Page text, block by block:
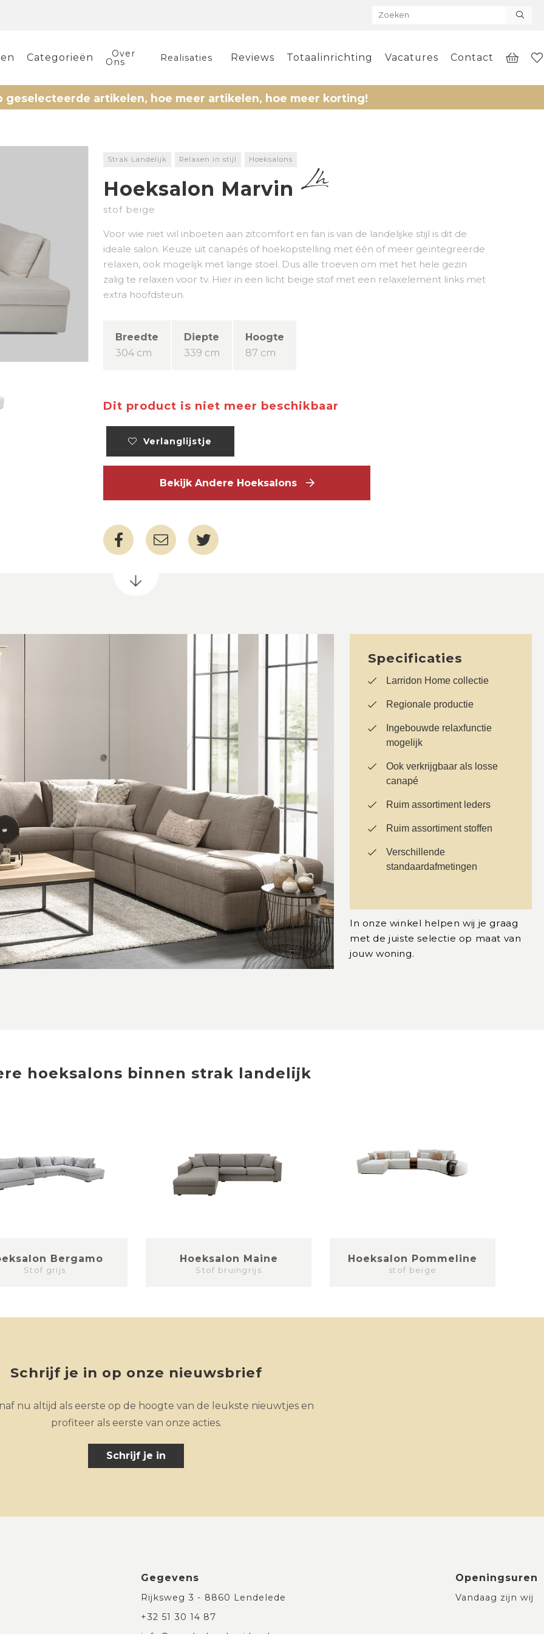
Categorieën Over
Ons Realisaties Reviews Totaalinrichting Vacatures Contact
artikelen, hoe meer artikelen, hoe meer korting!
Strak Landelijk Relaxen in stijl Hoeksalons
Hoeksalon Marvin
stof beige
Voor wie niet wil inboeten aan zitcomfort en fan is van de landelijke stijl is dit de
ideale salon. Keuze uit canapés of hoekopstelling met één of meer geïntegreerde
relaxen, ook mogelijk met lange stoel. Dus alle troeven om met het hele gezin
zalig te relaxen voor tv. Hier in een licht beige stof met een relaxelement links met
extra hoofdsteun.
Breedte
304 cm
Diepte
339 cm
Hoogte
87 cm
Dit product is niet meer beschikbaar
Verlanglijstje
Bekijk Andere Hoeksalons
Specificaties
Larridon Home collectie
Regionale productie
Ingebouwde relaxfunctie
mogelijk
Ook verkrijgbaar als losse
canapé
Ruim assortiment leders
Ruim assortiment stoffen
Verschillende
standaardafmetingen
In onze winkel helpen wij je graag
met de juiste selectie op maat van
jouw woning.
hoeksalons binnen strak landelijk
Bergamo
Stof grijs
Hoeksalon Maine
Stof bruingrijs
Hoeksalon Pommeline
stof beige
Schrijf je in op onze nieuwsbrief
nu altijd als eerste op de hoogte van de leukste nieuwtjes en
profiteer als eerste van onze acties.
Schrijf je in
Gegevens
Rijksweg 3 - 8860 Lendelede
+32 51 30 14 87
Openingsuren
Vandaag zijn wij